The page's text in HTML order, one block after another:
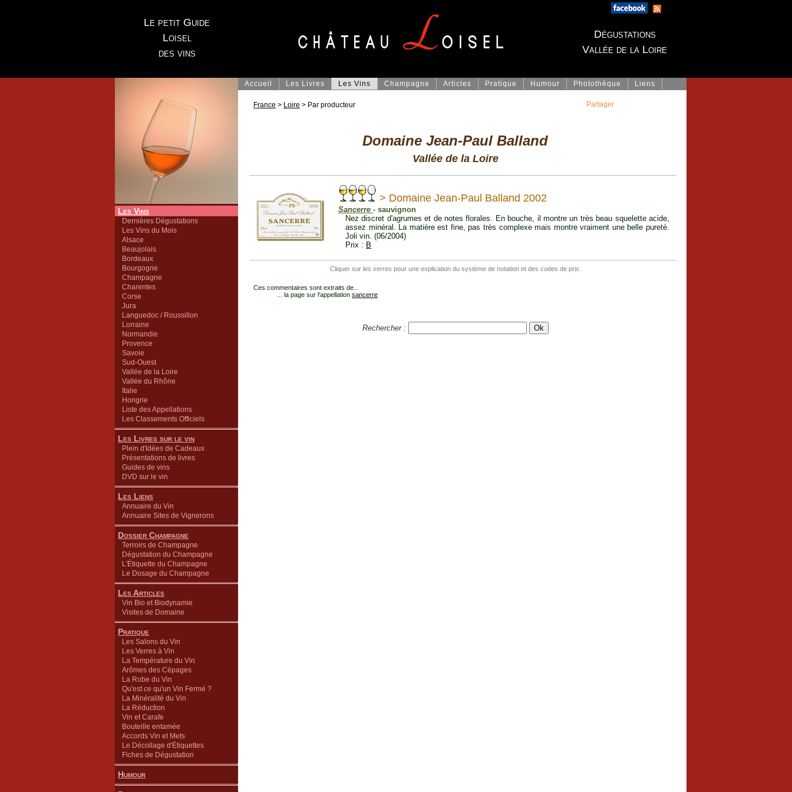
Le petit Guide
Loisel
des vins
Dégustations
Vallée de la Loire
Les Vins
Dernières Dégustations
Les Vins du Mois
Alsace
Beaujolais
Bordeaux
Bourgogne
Champagne
Charentes
Corse
Jura
Languedoc / Roussillon
Lorraine
Normandie
Provence
Savoie
Sud-Ouest
Vallée de la Loire
Vallée du Rhône
Italie
Hongrie
Liste des Appellations
Les Classements Officiels
Les Livres sur le vin
Plein d'Idées de Cadeaux
Présentations de livres
Guides de vins
DVD sur le vin
Les Liens
Annuaire du Vin
Annuaire Sites de Vignerons
Dossier Champagne
Terroirs de Champagne
Dégustation du Champagne
L'Étiquette du Champagne
Le Dosage du Champagne
Les Articles
Vin Bio et Biodynamie
Visites de Domaine
Pratique
Les Salons du Vin
Les Verres à Vin
La Température du Vin
Arômes des Cépages
La Robe du Vin
Qu'est ce qu'un Vin Fermé ?
La Minéralité du Vin
La Réduction
Vin et Carafe
Bouteille entamée
Accords Vin et Mets
Le Décollage d'Étiquettes
Fiches de Dégustation
Humour
Accueil Les Livres Les Vins Champagne Articles Pratique Humour Photothèque Liens
France > Loire > Par producteur
Domaine Jean-Paul Balland
Vallée de la Loire
> Domaine Jean-Paul Balland 2002
Sancerre - sauvignon
Nez discret d'agrumes et de notes florales. En bouche, il montre un très beau squelette acide,
assez minéral. La matière est fine, pas très complexe mais montre vraiment une belle pureté.
Joli vin. (06/2004)
Prix : B
Cliquer sur les verres pour une explication du système de notation et des codes de prix.
Ces commentaires sont extraits de...
... la page sur l'appellation sancerre
Rechercher :
Partager